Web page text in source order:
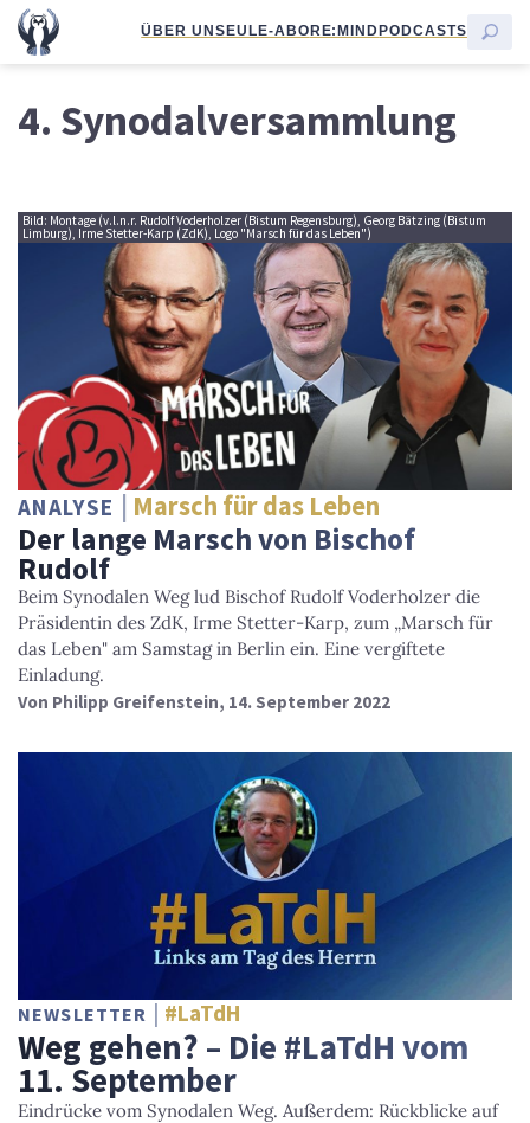
ÜBER UNSEULE-ABORE:MINDPODCASTS
4. Synodalversammlung
Bild: Montage (v.l.n.r. Rudolf Voderholzer (Bistum Regensburg), Georg Bätzing (Bistum
Limburg), Irme Stetter-Karp (ZdK), Logo "Marsch für das Leben")
ANALYSE Marsch für das Leben
Der lange Marsch von Bischof
Rudolf
Beim Synodalen Weg lud Bischof Rudolf Voderholzer die
Präsidentin des ZdK, Irme Stetter-Karp, zum „Marsch für
das Leben" am Samstag in Berlin ein. Eine vergiftete
Einladung.
Von Philipp Greifenstein, 14. September 2022
NEWSLETTER #LaTdH
Weg gehen? – Die #LaTdH vom
11. September
Eindrücke vom Synodalen Weg. Außerdem: Rückblicke auf